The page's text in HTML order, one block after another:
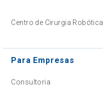
Centro de Cirurgia Robótica
Para Empresas
Consultoria